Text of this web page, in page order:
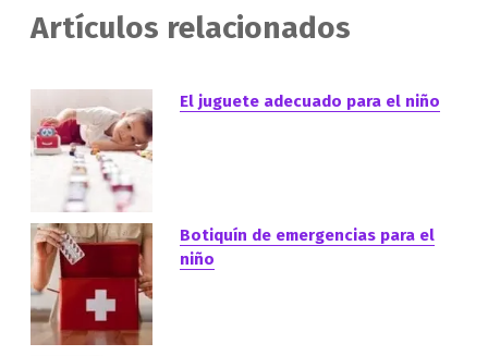
Artículos relacionados
El juguete adecuado para el niño
Botiquín de emergencias para el
niño